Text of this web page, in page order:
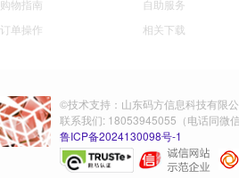
购物指南
订单操作
自助服务
相关下载
©技术支持：山东码方信息科技有限
联系我们: 18053945055（电话同微
鲁ICP备2024130098号-1